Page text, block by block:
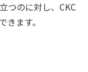
つのに対し、 CKC
きます。